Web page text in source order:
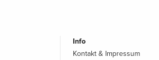
Info
Kontakt & Impressum